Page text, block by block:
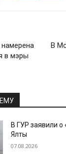
в мэры
В
В ГУР заявили о
Ялты
07.08.2026